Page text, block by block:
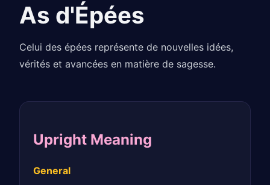
As d'Épées
Celui des épées représente de nouvelles idées,
vérités et avancées en matière de sagesse.
Upright Meaning
General